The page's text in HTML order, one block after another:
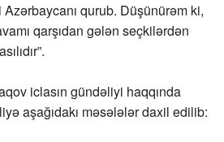
qurub. Düşünürəm ki,
qarşıdan gələn seçkilərdən
iclasın gündəliyi haqqında
aşağıdakı məsələlər daxil edilib: